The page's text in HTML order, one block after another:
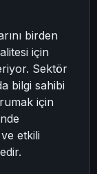
birden
için
Sektör
bilgi sahibi
için
etkili